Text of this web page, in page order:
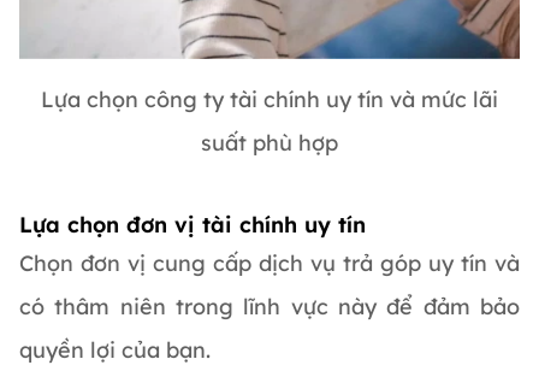
Lựa chọn công ty tài chính uy tín và mức lãi
suất phù hợp
Lựa chọn đơn vị tài chính uy tín
Chọn đơn vị cung cấp dịch vụ trả góp uy tín và
có thâm niên trong lĩnh vực này để đảm bảo
quyền lợi của bạn.